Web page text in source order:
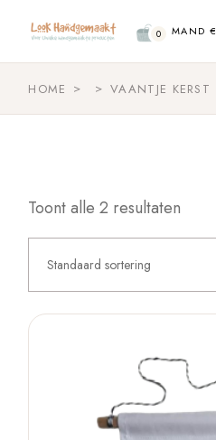
content
0 MAND €
HOME VAANTJE KERST
Toont alle 2 resultaten
Standaard sortering